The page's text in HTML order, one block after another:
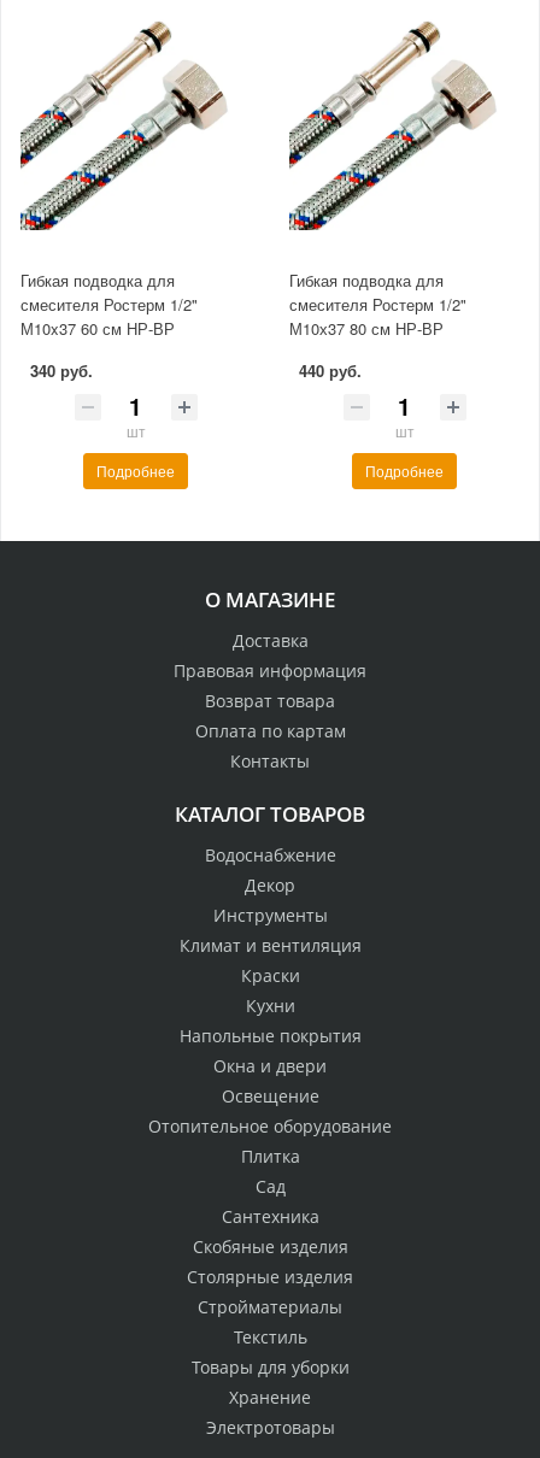
Гибкая подводка для
смесителя Ростерм 1/2"
М10x37 60 см НР-ВР
340 руб.
шт
Подробнее
Гибкая подводка для
смесителя Ростерм 1/2"
М10х37 80 см НР-ВР
440 руб.
шт
Подробнее
О МАГАЗИНЕ
Доставка
Правовая информация
Возврат товара
Оплата по картам
Контакты
КАТАЛОГ ТОВАРОВ
Водоснабжение
Декор
Инструменты
Климат и вентиляция
Краски
Кухни
Напольные покрытия
Окна и двери
Освещение
Отопительное оборудование
Плитка
Сад
Сантехника
Скобяные изделия
Столярные изделия
Стройматериалы
Текстиль
Товары для уборки
Хранение
Электротовары